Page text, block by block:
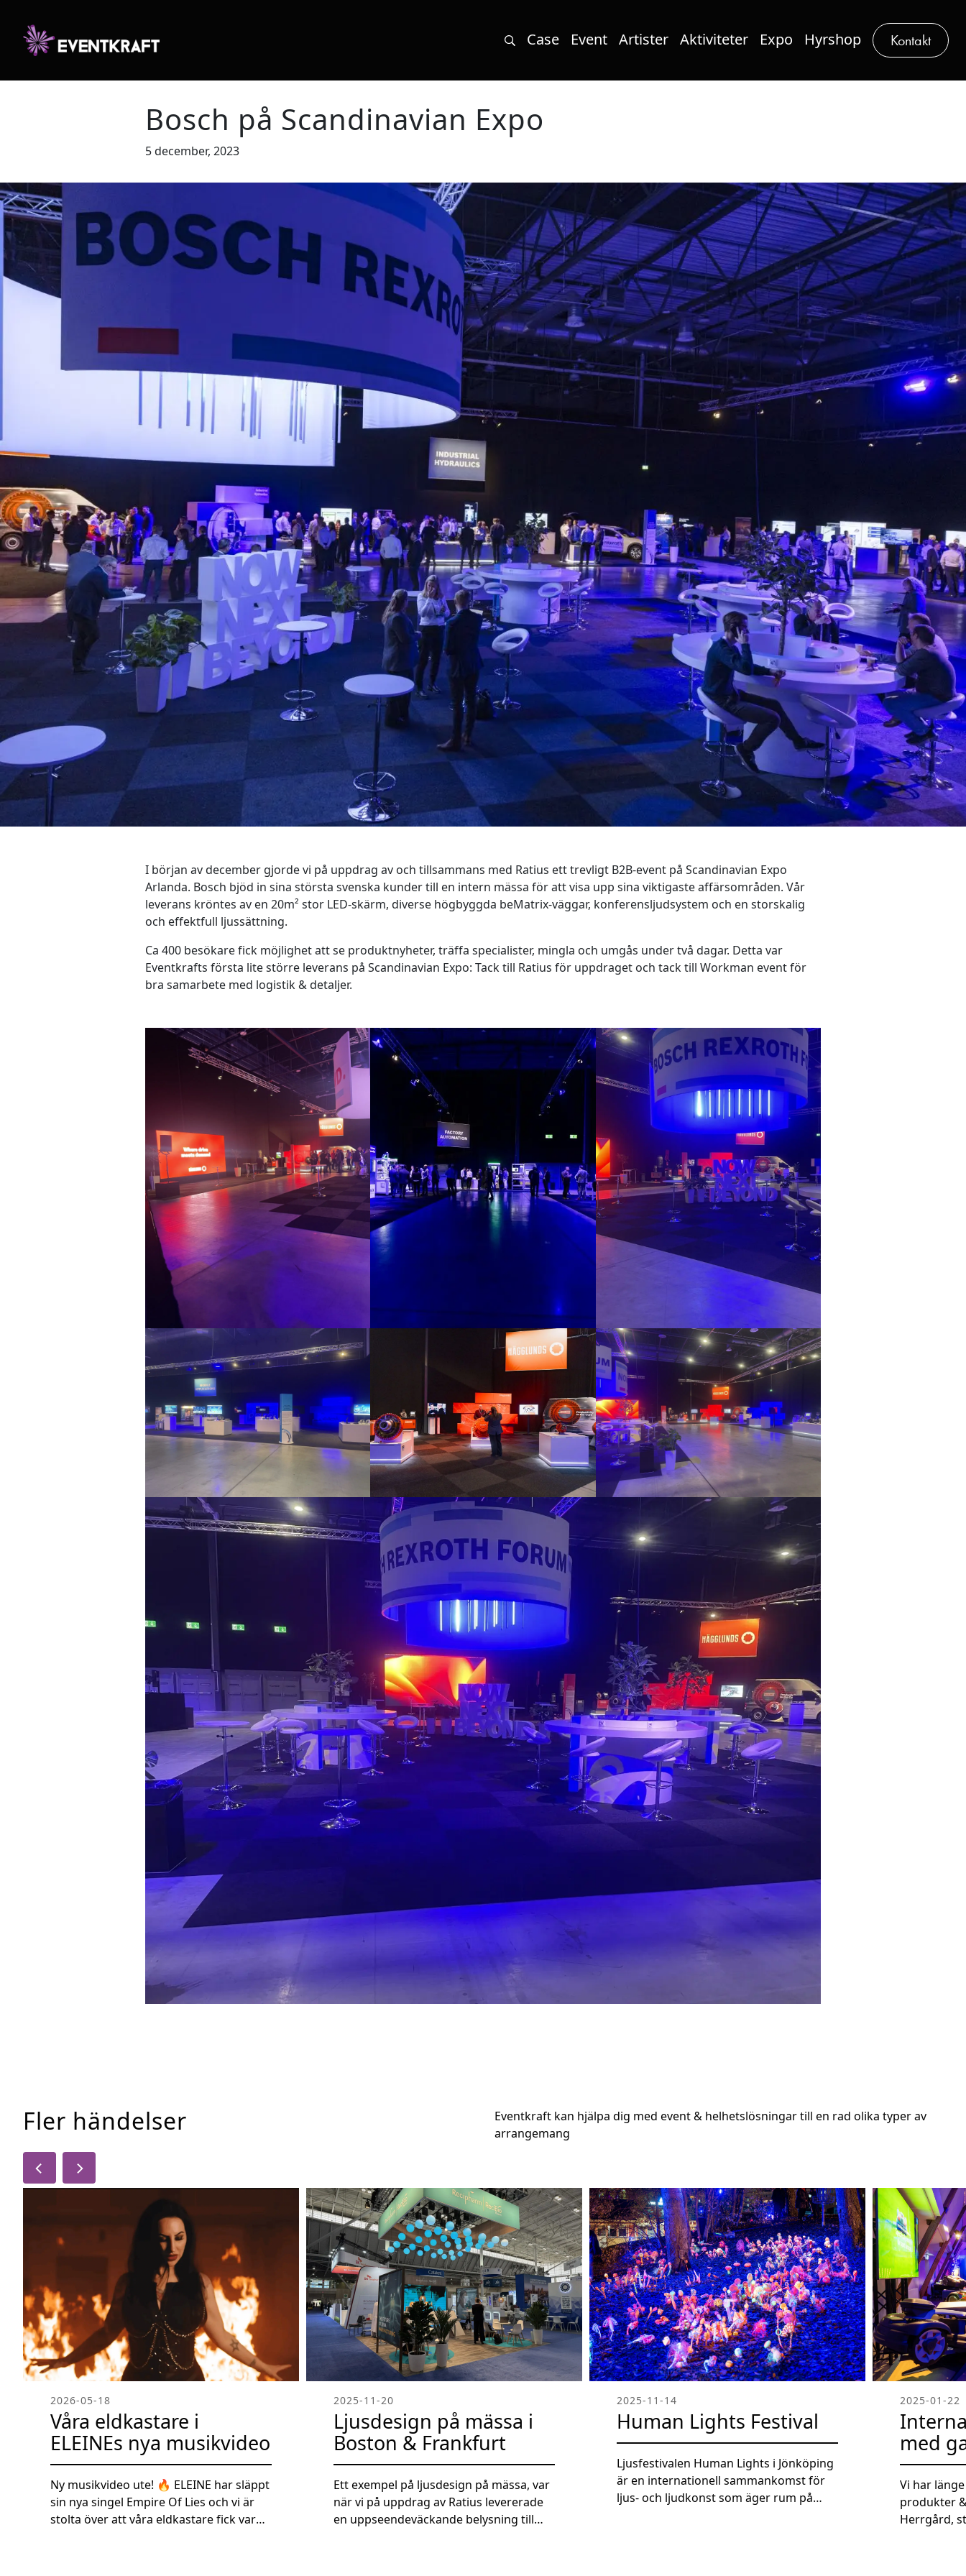
Case Event Artister Aktiviteter Expo Hyrshop Kontakt
Bosch på Scandinavian Expo
5 december, 2023
I början av december gjorde vi på uppdrag av och tillsammans med Ratius ett trevligt B2B-event på Scandinavian Expo
Arlanda. Bosch bjöd in sina största svenska kunder till en intern mässa för att visa upp sina viktigaste affärsområden. Vår
leverans kröntes av en 20m² stor LED-skärm, diverse högbyggda beMatrix-väggar, konferensljudsystem och en storskalig
och effektfull ljussättning.
Ca 400 besökare fick möjlighet att se produktnyheter, träffa specialister, mingla och umgås under två dagar. Detta var
Eventkrafts första lite större leverans på Scandinavian Expo: Tack till Ratius för uppdraget och tack till Workman event för
bra samarbete med logistik & detaljer.
Fler händelser
Eventkraft kan hjälpa dig med event & helhetslösningar till en rad olika typer av
arrangemang
2026-05-18
Våra eldkastare i
ELEINEs nya musikvideo
Ny musikvideo ute! 🔥 ELEINE har släppt
sin nya singel Empire Of Lies och vi är
stolta över att våra eldkastare fick vara
2025-11-20
Ljusdesign på mässa i
Boston & Frankfurt
Ett exempel på ljusdesign på mässa, var
när vi på uppdrag av Ratius levererade
en uppseendeväckande belysning till
2025-11-14
Human Lights Festival
Ljusfestivalen Human Lights i Jönköping
är en internationell sammankomst för
ljus- och ljudkonst som äger rum på
2025-01-22
med
Vi har
produkter
Herrgård,